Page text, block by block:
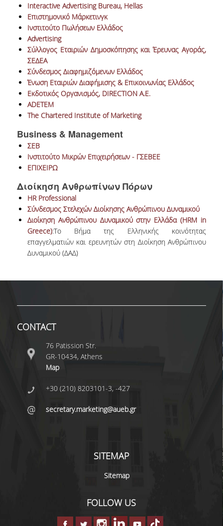
SCIENTIFIC ASSOCIATES
LABORATORIAL TEACHING STAFF
PHD CANDIDATES
UNDERGRADUATE STUDIES
POSTGRADUATE STUDIES
FULL TIME
PART TIME
DOCTORAL PROGRAM
RESEARCH
RESEARCH LABS
RESEARCH AREAS
PUBLICATIONS IN SCIENTIFIC
Interactive Advertising Bureau, Hellas
Επιστημονικό Μάρκετινγκ
Ινστιτούτο Πωλήσεων Ελλάδος
Advertising
Σύλλογος Εταιριών Δημοσκόπησης και Έρευνας Αγοράς,
ΣΕΔΕΑ
Σύνδεσμος Διαφημιζόμενων Ελλάδος
Ένωση Εταιριών Διαφήμισης & Επικοινωνίας Ελλάδος
Εκδοτικός Οργανισμός, DIRECTION A.E.
ADETEM
The Chartered Institute of Marketing
Business & Management
ΣΕΒ
Ινστιτούτο Μικρών Επιχειρήσεων - ΓΣΕΒΕΕ
ΕΠΙΧΕΙΡΩ
Διοίκηση Ανθρωπίνων Πόρων
HR Professional
Σύνδεσμος Στελεχών Διοίκησης Ανθρώπινου Δυναμικού
Διοίκηση Ανθρώπινου Δυναμικού στην Ελλάδα (HRM in
Greece):Το Βήμα της Ελληνικής κοινότητας
επαγγελματιών και ερευνητών στη Διοίκηση Ανθρώπινου
Δυναμικού (ΔΑΔ)
CONTACT
76 Patission Str.
GR-10434, Athens
Map
+30 (210) 8203101-3, -427
secretary.marketing@aueb.gr
SITEMAP
Sitemap
FOLLOW US